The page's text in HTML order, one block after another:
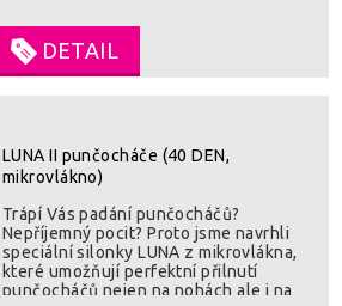
mikrovlákna umožní vaší kůži dýchat.
Všitý klínek v kalhotové části je záruka
pohodlného nošení po celý den. Velmi
odolné proti poškození. SLOŽENÍ : 85%
DETAIL
LUNA II punčocháče (40 DEN,
mikrovlákno)
Trápí Vás padání punčocháčů?
Nepříjemný pocit? Proto jsme navrhli
speciální silonky LUNA z mikrovlákna,
které umožňují perfektní přilnutí
punčocháčů nejen na nohách ale i na